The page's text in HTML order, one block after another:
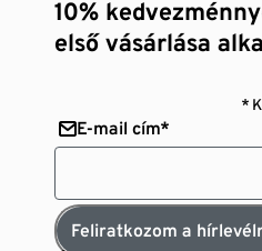
10%
első vásárlása
*
E-mail cím*
Feliratkozom a